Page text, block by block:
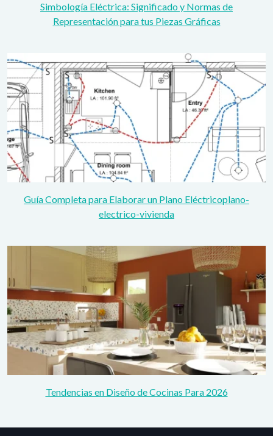
Simbología Eléctrica: Significado y Normas de
Representación para tus Piezas Gráficas
Guía Completa para Elaborar un Plano Eléctricoplano-
electrico-vivienda
Tendencias en Diseño de Cocinas Para 2026